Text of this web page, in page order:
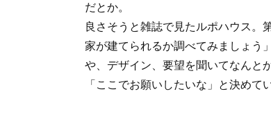
だとか。
良さそうと雑誌で見たルポハウス。
家が建てられるか調べてみましょう
や、デザイン、要望を聞いてなんと
「ここでお願いしたいな」と決めて